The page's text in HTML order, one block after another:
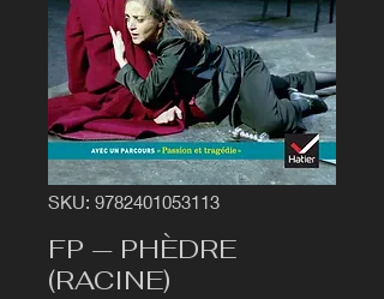
SKU: 9782401053113
FP — PHÈDRE
(RACINE)